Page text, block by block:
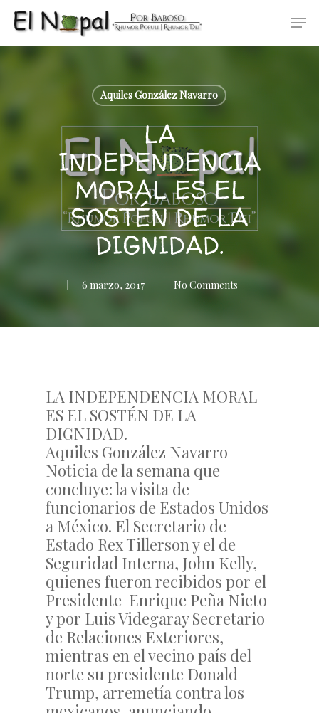
Skip
main
content
Aquiles González Navarro
LA
INDEPENDENCIA
MORAL ES EL
SOSTÉN DE LA
DIGNIDAD.
6 marzo, 2017 No Comments
LA INDEPENDENCIA MORAL
ES EL SOSTÉN DE LA
DIGNIDAD.
Aquiles González Navarro
Noticia de la semana que
concluye: la visita de
funcionarios de Estados Unidos
a México. El Secretario de
Estado Rex Tillerson y el de
Seguridad Interna, John Kelly,
quienes fueron recibidos por el
Presidente Enrique Peña Nieto
y por Luis Videgaray Secretario
de Relaciones Exteriores,
mientras en el vecino país del
norte su presidente Donald
Trump, arremetía contra los